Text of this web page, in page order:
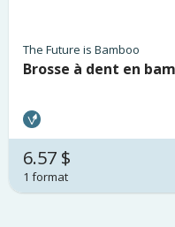
The Future is Bamboo
Brosse à dent en
6.57 $
1 format